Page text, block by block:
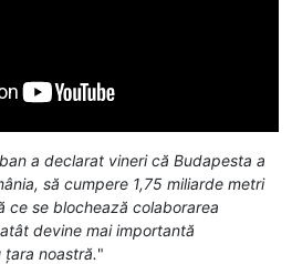
a declarat vineri că Budapesta a
să cumpere 1,75 miliarde metri
ce se blochează colaborarea
devine mai importantă
noastră."